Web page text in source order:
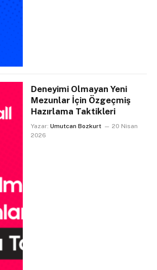
Deneyimi Olmayan Yeni
Mezunlar İçin Özgeçmiş
Hazırlama Taktikleri
Yazar: Umutcan Bozkurt
20 Nisan
2026